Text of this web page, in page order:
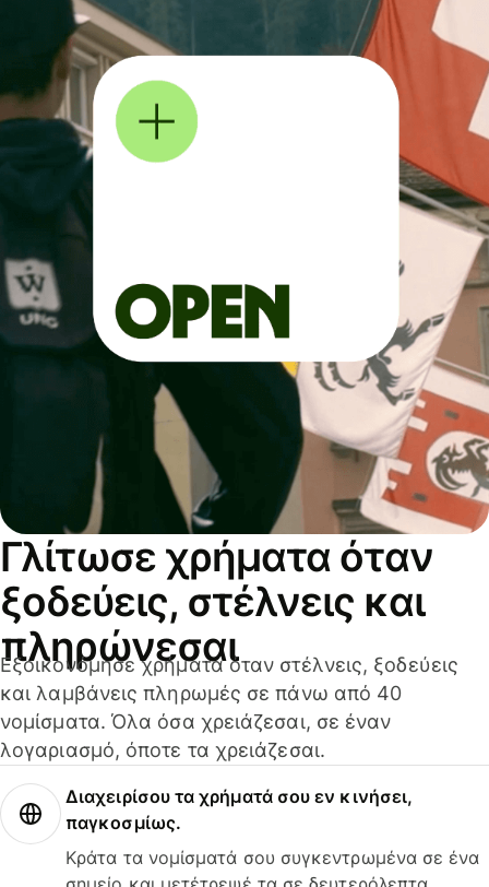
Γλίτωσε χρήματα όταν
ξοδεύεις, στέλνεις και
πληρώνεσαι
Εξοικονόμησε χρήματα όταν στέλνεις, ξοδεύεις
και λαμβάνεις πληρωμές σε πάνω από 40
νομίσματα. Όλα όσα χρειάζεσαι, σε έναν
λογαριασμό, όποτε τα χρειάζεσαι.
Διαχειρίσου τα χρήματά σου εν κινήσει,
παγκοσμίως.
Κράτα τα νομίσματά σου συγκεντρωμένα σε ένα